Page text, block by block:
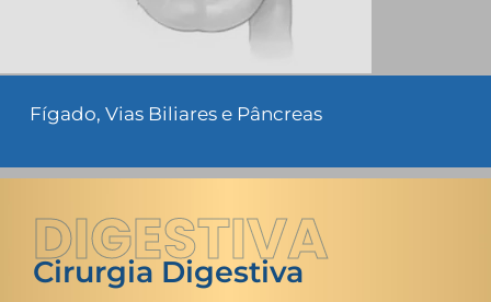
Fígado, Vias Biliares e Pâncreas
DIGESTIVA
Cirurgia Digestiva